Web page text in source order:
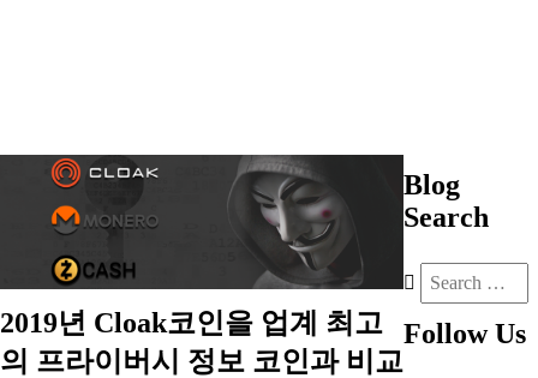
2019년 Cloak코인을 업계 최고
의 프라이버시 정보 코인과 비교
Blog
Search
Follow Us